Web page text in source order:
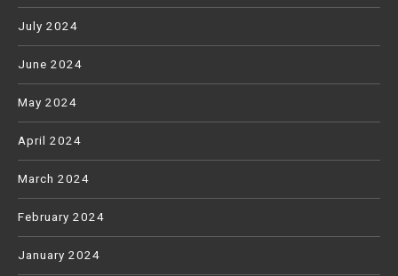
July 2024
June 2024
May 2024
April 2024
March 2024
February 2024
January 2024